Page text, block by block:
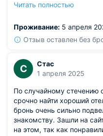
вернуться сюда уже на
Читать полностью
Проживание: 5 апреля
Отзыв оставлен без
С
Стас
1 апреля 2025
По случайному стечению
срочно найти хороший
бронь очень сильно
знакомству. Зашли на
на этом, так как